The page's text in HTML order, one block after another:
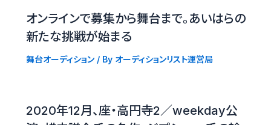
オンラインで募集から舞台まで。あいはらの
新たな挑戦が始まる
舞台オーディション/ By オーディションリスト運営局
2020年12月、座・高円寺2／weekday公